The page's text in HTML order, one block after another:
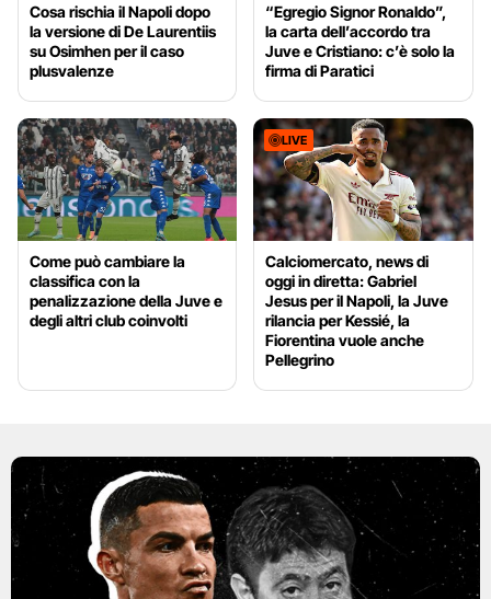
Cosa rischia il Napoli dopo
la versione di De Laurentiis
su Osimhen per il caso
plusvalenze
“Egregio Signor Ronaldo”,
la carta dell’accordo tra
Juve e Cristiano: c’è solo la
firma di Paratici
Come può cambiare la
classifica con la
penalizzazione della Juve e
degli altri club coinvolti
LIVE
Calciomercato, news di
oggi in diretta: Gabriel
Jesus per il Napoli, la Juve
rilancia per Kessié, la
Fiorentina vuole anche
Pellegrino